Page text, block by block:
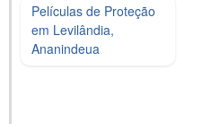
Películas de Proteção
em Levilândia,
Ananindeua